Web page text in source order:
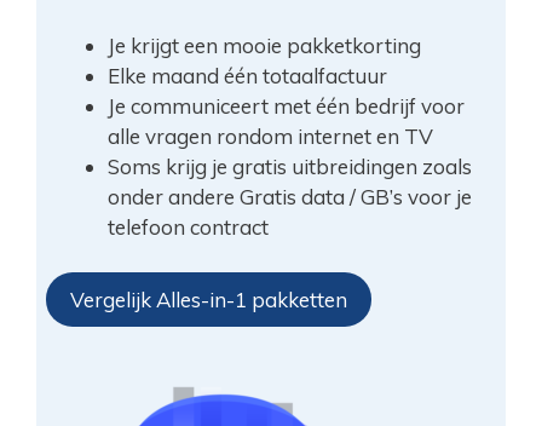
Je krijgt een mooie pakketkorting
Elke maand één totaalfactuur
Je communiceert met één bedrijf voor
alle vragen rondom internet en TV
Soms krijg je gratis uitbreidingen zoals
onder andere Gratis data / GB’s voor je
telefoon contract
Vergelijk Alles-in-1 pakketten